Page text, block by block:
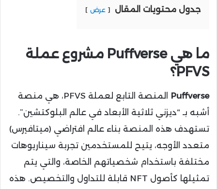
جدول محتويات المقال عرض
ما هي Puffverse مشروع عملة
PFVS؟
Puffverse
المنصة التابع لعملة PFVS، هي منصة
أشبه بـ “ديزني ثلاثية الأبعاد في عالم البلوكتشين”.
تستهدف هذه المنصة بناء عالم افتراضي (ميتافيرس)
متعدد الأوجه، يتيح للمستخدمين تجربة سيناريوهات
مختلفة باستخدام شخصياتهم الخاصة، والتي يتم
تمثيلها كأصول NFT قابلة للتداول والتخصيص. هذه